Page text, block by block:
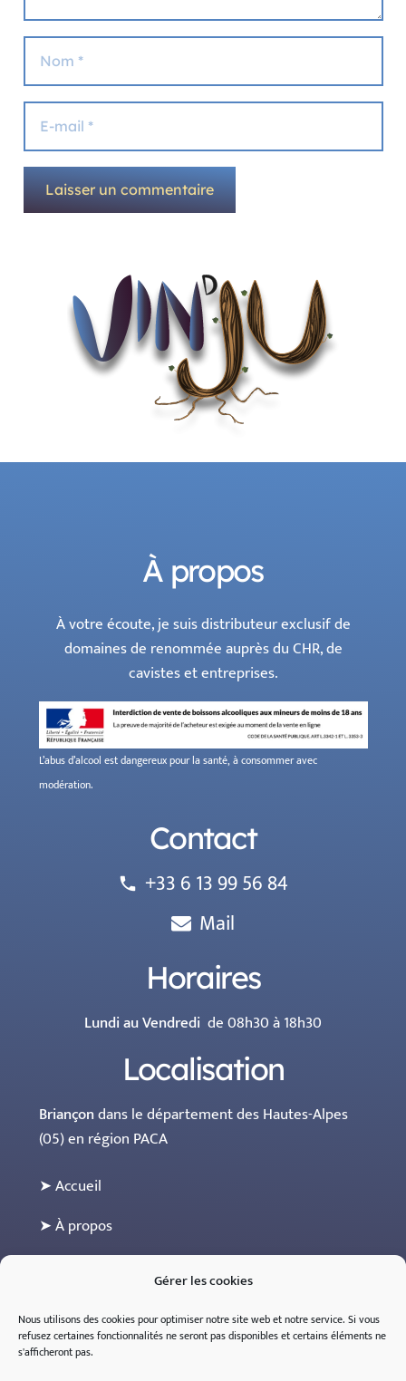
Gérer les cookies
Nous utilisons des cookies pour optimiser notre site web et notre service. Si vous
refusezcertainesfonctionnalitésneserontpasdisponiblesetcertainsélémentsne
s'afficherontpas.
Laisser un commentaire
À propos
À votre écoute, je suis distributeur exclusif de
domaines de renommée auprès du CHR, de
cavistes et entreprises.
L’abus d’alcool est dangereux pour la santé, à consommer avec
modération.
Contact
phone +33 6 13 99 56 84
Mail
Horaires
Lundi au Vendredi de 08h30 à 18h30
Localisation
Briançondans le département des Hautes-Alpes
(05) en région PACA
➤ Accueil
➤ À propos
➤ Espace professionnel (sur inscription)